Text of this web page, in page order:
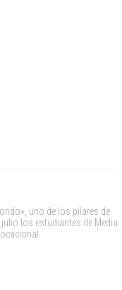
uno de los pilares de
los estudiantes de Media